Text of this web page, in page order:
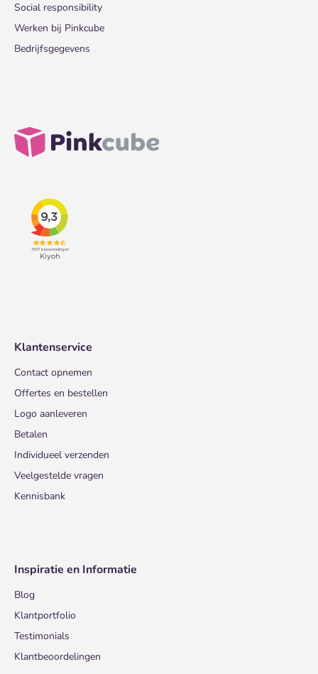
Social responsibility
Werken bij Pinkcube
Bedrijfsgegevens
Klantenservice
Contact opnemen
Offertes en bestellen
Logo aanleveren
Betalen
Individueel verzenden
Veelgestelde vragen
Kennisbank
Inspiratie en Informatie
Blog
Klantportfolio
Testimonials
Klantbeoordelingen